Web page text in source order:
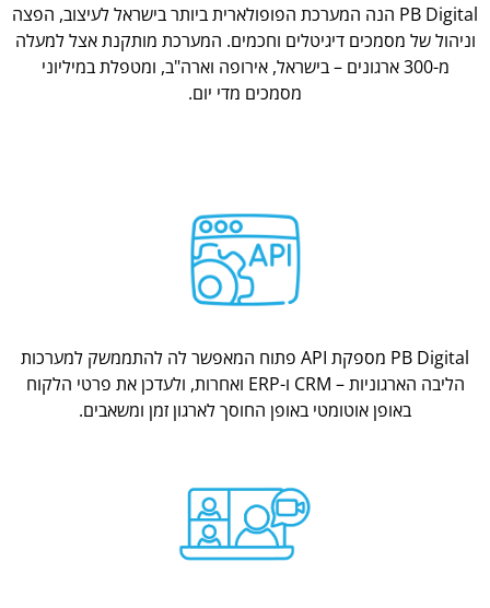
PB Digital הנה המערכת הפופולארית ביותר בישראל לעיצוב, הפצה
וניהול של מסמכים דיגיטלים וחכמים. המערכת מותקנת אצל למעלה
מ-300 ארגונים – בישראל, אירופה וארה"ב, ומטפלת במיליוני
מסמכים מדי יום.
PB Digital מספקת API פתוח המאפשר לה להתממשק למערכות
הליבה הארגוניות – CRM ו-ERP ואחרות, ולעדכן את פרטי הלקוח
באופן אוטומטי באופן החוסך לארגון זמן ומשאבים.